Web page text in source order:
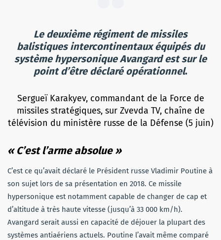
Le deuxième régiment de missiles
balistiques intercontinentaux équipés du
système hypersonique Avangard est sur le
point d’être déclaré opérationnel.
Sergueï Karakyev, commandant de la Force de
missiles stratégiques, sur Zvevda TV, chaîne de
télévision du ministère russe de la Défense (5 juin)
« C’est l’arme absolue »
C’est ce qu’avait déclaré le Président russe Vladimir Poutine à
son sujet lors de sa présentation en 2018. Ce missile
hypersonique est notamment capable de changer de cap et
d’altitude à très haute vitesse (jusqu’à 33 000 km/h).
Avangard serait aussi en capacité de déjouer la plupart des
systèmes antiaériens actuels. Poutine l’avait même comparé